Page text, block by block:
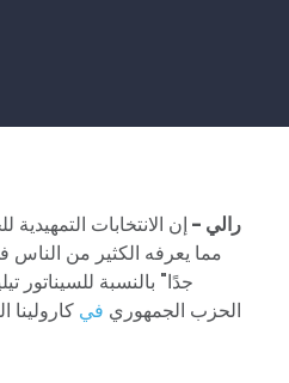
رالي -إن الانتخابات
مما يعرفه الكثير من
جدًا" بالنسبة
الحزب الجمهوري في كارولينا